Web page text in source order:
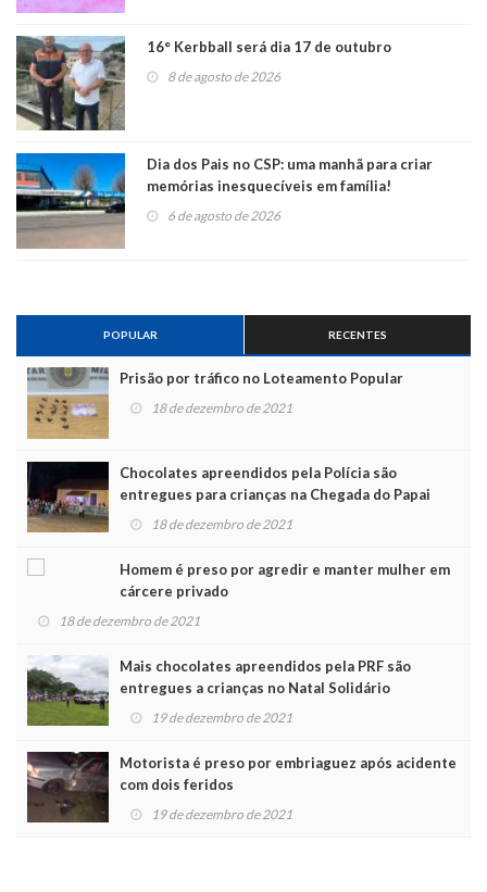
16° Kerbball será dia 17 de outubro
8 de agosto de 2026
Dia dos Pais no CSP: uma manhã para criar
memórias inesquecíveis em família!
6 de agosto de 2026
POPULAR RECENTES
Prisão por tráfico no Loteamento Popular
18 de dezembro de 2021
Chocolates apreendidos pela Polícia são
entregues para crianças na Chegada do Papai
Noel
18 de dezembro de 2021
Homem é preso por agredir e manter mulher em
cárcere privado
18 de dezembro de 2021
Mais chocolates apreendidos pela PRF são
entregues a crianças no Natal Solidário
19 de dezembro de 2021
Motorista é preso por embriaguez após acidente
com dois feridos
19 de dezembro de 2021